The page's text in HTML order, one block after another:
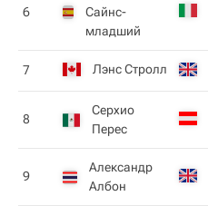
6
Сайнс-
младший
7 Лэнс Стролл
8
Серхио
Перес
9
Александр
Албон